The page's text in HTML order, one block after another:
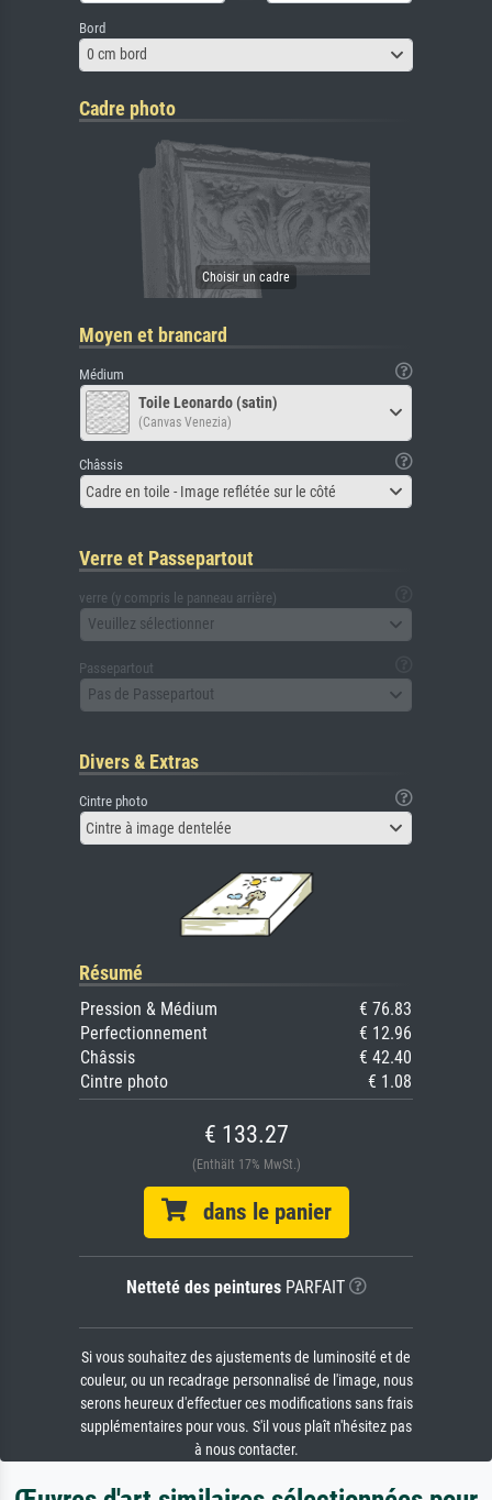
Bord
0 cm bord
Cadre photo
Moyen et brancard
Médium
Toile Leonardo (satin)
(Canvas Venezia)
Châssis
Cadre en toile - Image reflétée sur le côté
Verre et Passepartout
verre (y compris le panneau arrière)
Veuillez sélectionner
Passepartout
Pas de Passepartout
Divers & Extras
Cintre photo
Cintre à image dentelée
Résumé
Pression & Médium
€ 76.83
Perfectionnement
€ 12.96
Châssis
€ 42.40
Cintre photo
€ 1.08
€ 133.27
(Enthält 17% MwSt.)
dans le panier
Netteté des peinturesPARFAIT
Si vous souhaitez des ajustements de luminosité et de
couleur, ou un recadrage personnalisé de l'image, nous
serons heureux d'effectuer ces modifications sans frais
supplémentaires pour vous. S'il vous plaît n'hésitez pas
à nous contacter.